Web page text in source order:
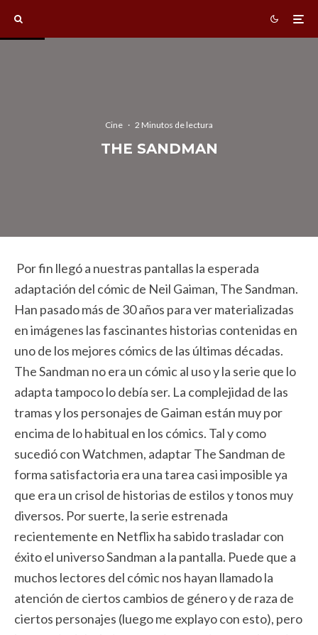
Cine · 2 Minutos de lectura
THE SANDMAN
Por fin llegó a nuestras pantallas la esperada
adaptación del cómic de Neil Gaiman, The Sandman.
Han pasado más de 30 años para ver materializadas
en imágenes las fascinantes historias contenidas en
uno de los mejores cómics de las últimas décadas.
The Sandman no era un cómic al uso y la serie que lo
adapta tampoco lo debía ser. La complejidad de las
tramas y los personajes de Gaiman están muy por
encima de lo habitual en los cómics. Tal y como
sucedió con Watchmen, adaptar The Sandman de
forma satisfactoria era una tarea casi imposible ya
que era un crisol de historias de estilos y tonos muy
diversos. Por suerte, la serie estrenada
recientemente en Netflix ha sabido trasladar con
éxito el universo Sandman a la pantalla. Puede que a
muchos lectores del cómic nos hayan llamado la
atención de ciertos cambios de género y de raza de
ciertos personajes (luego me explayo con esto), pero